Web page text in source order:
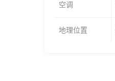
空调
地理位置